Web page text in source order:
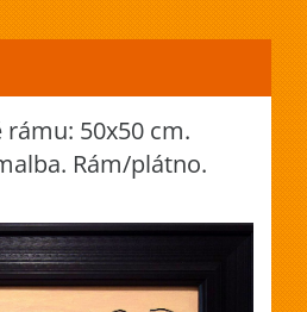
rámu: 50x50 cm.
Rám/plátno.